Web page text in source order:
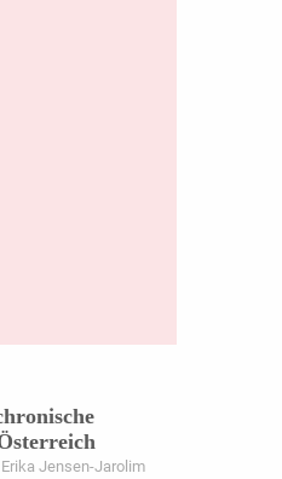
Jensen-Jarolim